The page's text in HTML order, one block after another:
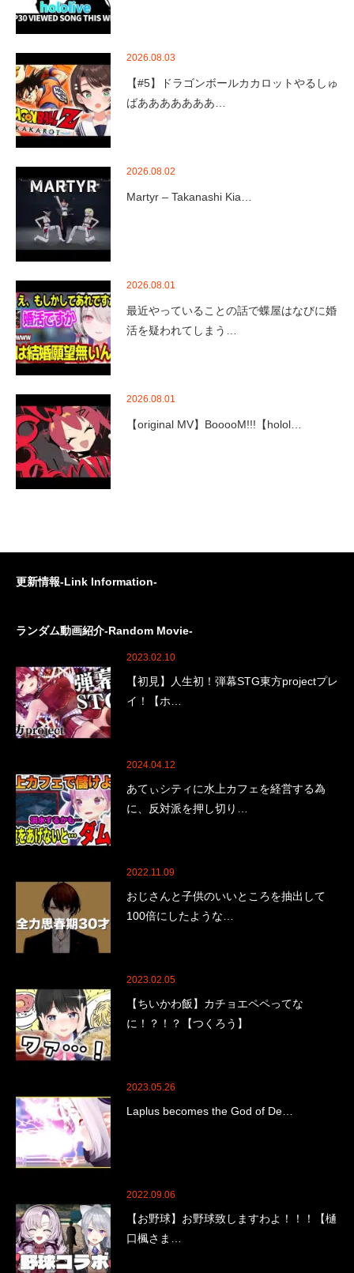
2026.08.03
【#5】ドラゴンボールカカロットやるしゅ
ばあああああああ…
2026.08.02
Martyr – Takanashi Kia…
2026.08.01
最近やっていることの話で蝶屋はなびに婚
活を疑われてしまう…
2026.08.01
【original MV】BooooM!!!【holol…
更新情報-Link Information-
ランダム動画紹介-Random Movie-
2023.02.10
【初見】人生初！弾幕STG東方projectプレ
イ！【ホ…
2024.04.12
あてぃシティに水上カフェを経営する為
に、反対派を押し切り…
2022.11.09
おじさんと子供のいいところを抽出して
100倍にしたような…
2023.02.05
【ちいかわ飯】カチョエペペってな
に！？！？【つくろう】
2023.05.26
Laplus becomes the God of De…
2022.09.06
【お野球】お野球致しますわよ！！！【樋
口楓さま…